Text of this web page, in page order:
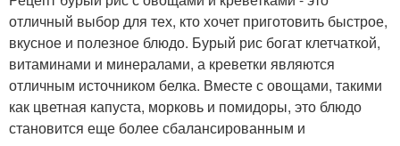
отличный выбор для тех, кто хочет приготовить быстрое,
вкусное и полезное блюдо. Бурый рис богат клетчаткой,
витаминами и минералами, а креветки являются
отличным источником белка. Вместе с овощами, такими
как цветная капуста, морковь и помидоры, это блюдо
становится еще более сбалансированным и